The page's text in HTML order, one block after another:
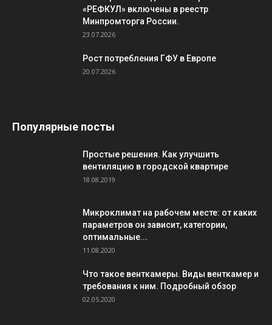
«РЕФКУЛ» включены в реестр
Минпромторга России.
23.07.2026
Рост потребления ГФУ в Европе
20.07.2026
Популярные посты
Простые решения. Как улучшить
вентиляцию в городской квартире
18.08.2019
Микроклимат на рабочем месте: от каких
параметров он зависит, категории,
оптимальные...
11.08.2020
Что такое венткамеры. Виды венткамер и
требования к ним. Подробный обзор
02.05.2020